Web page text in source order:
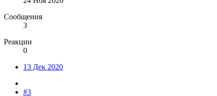
Сообщения
3
Реакции
0
13 Дек 2020
#3